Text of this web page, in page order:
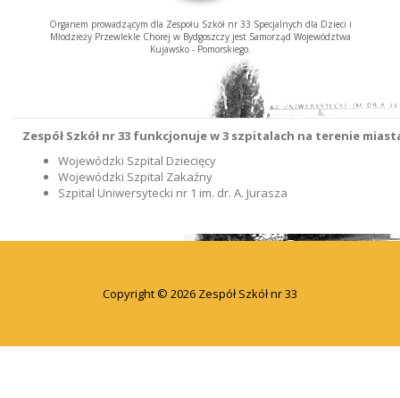
Organem prowadzącym dla Zespołu Szkół nr 33 Specjalnych dla Dzieci i
Młodzieży Przewlekle Chorej w Bydgoszczy jest Samorząd Województwa
Kujawsko - Pomorskiego.
Zespół Szkół nr 33 funkcjonuje w 3 szpitalach na terenie
Wojewódzki Szpital Dziecięcy
Wojewódzki Szpital Zakaźny
Szpital Uniwersytecki nr 1 im. dr. A. Jurasza
Copyright © 2026 Zespół Szkół nr 33